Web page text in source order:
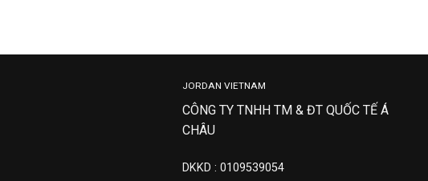
JORDAN VIETNAM
CÔNG TY TNHH TM & ĐT QUỐC TẾ Á
CHÂU
DKKD : 0109539054